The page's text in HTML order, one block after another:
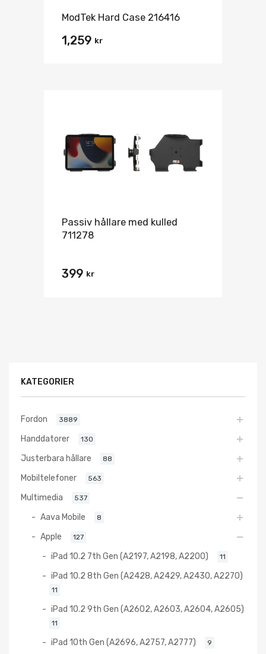
ModTek Hard Case 216416
1,259 kr
Passiv hållare med kulled
711278
399 kr
KATEGORIER
Fordon 3889
Handdatorer 130
Justerbara hållare 88
Mobiltelefoner 563
Multimedia 537
Aava Mobile 8
Apple 127
iPad 10.2 7th Gen (A2197, A2198, A2200) 11
iPad 10.2 8th Gen (A2428, A2429, A2430, A2270)
11
iPad 10.2 9th Gen (A2602, A2603, A2604, A2605)
11
iPad 10th Gen (A2696, A2757, A2777) 9